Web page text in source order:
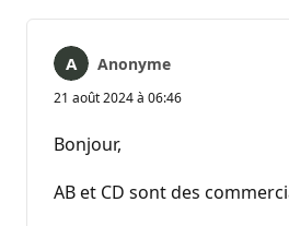
Anonyme
21 août 2024 à 06:46
Bonjour,
AB et CD sont des